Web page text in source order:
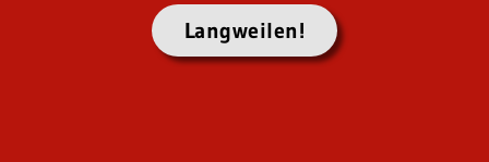
Langweilen!